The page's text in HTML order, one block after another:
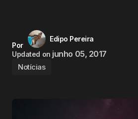
Por
Edipo Pereira
Updated on junho 05, 2017
Notícias